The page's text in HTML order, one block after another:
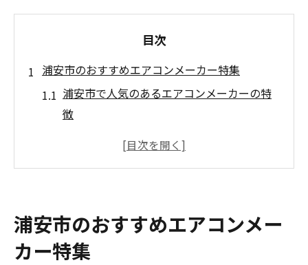
目次
浦安市のおすすめエアコンメーカー特集
浦安市で人気のあるエアコンメーカーの特
徴
エアコン購入で重視すべきポイントとは
浦安市でのエアコン購入ガイド
エアコン選びのポイントを浦安市で解説
浦安市のおすすめエアコンメー
カー特集